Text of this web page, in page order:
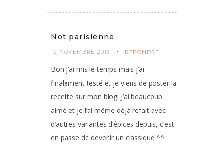
Not parisienne
12 NOVEMBRE 2016 RÉPONDRE
Bon j’ai mis le temps mais j’ai
finalement testé et je viens de poster la
recette sur mon blog! J’ai beaucoup
aimé et je l’ai même déjà refait avec
d’autres variantes d’épices depuis, c’est
en passe de devenir un classique ^^